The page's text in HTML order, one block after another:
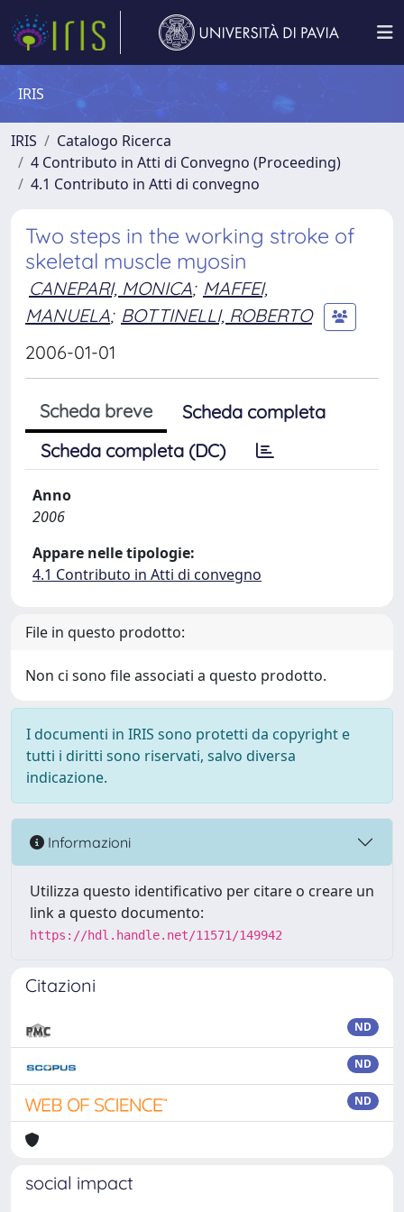
IRIS
IRIS
Catalogo Ricerca
4 Contributo in Atti di Convegno (Proceeding)
4.1 Contributo in Atti di convegno
Two steps in the working stroke of
skeletal muscle myosin
CANEPARI, MONICA; MAFFEI,
MANUELA; BOTTINELLI, ROBERTO
2006-01-01
Scheda breve
Scheda completa
Scheda completa (DC)
Anno
2006
Appare nelle tipologie:
4.1 Contributo in Atti di convegno
File in questo prodotto:
Non ci sono file associati a questo prodotto.
I documenti in IRIS sono protetti da copyright e
tutti i diritti sono riservati, salvo diversa
indicazione.
Informazioni
Utilizza questo identificativo per citare o creare un
link a questo documento:
https://hdl.handle.net/11571/149942
Citazioni
ND
ND
ND
social impact